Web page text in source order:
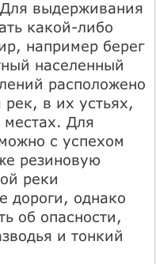
выдерживания
какой-либо
например берег
населенный
расположено
рек, в их устьях,
Для
с успехом
резиновую
реки
дороги, однако
об опасности,
и тонкий